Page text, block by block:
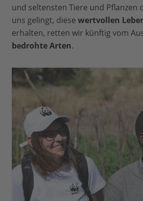
und seltensten Tiere und Pflanzen
uns gelingt, diese wertvollen
erhalten, retten wir künftig vom
bedrohte Arten.